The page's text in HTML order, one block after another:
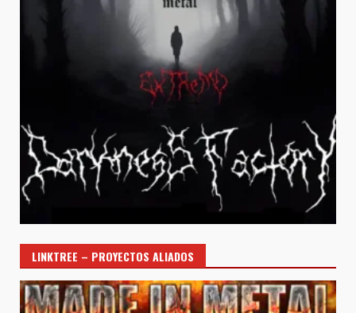
LINKTREE – PROYECTOS ALIADOS